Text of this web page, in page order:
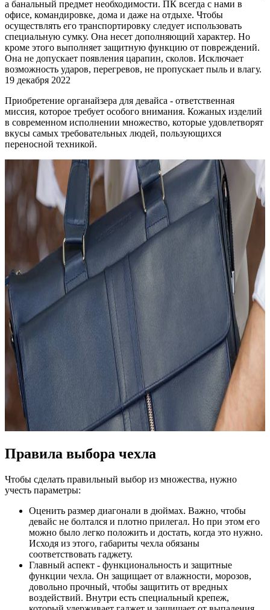
а банальный предмет необходимости. ПК всегда с нами в
офисе, командировке, дома и даже на отдыхе. Чтобы
осуществлять его транспортировку следует использовать
специальную сумку. Она несет дополняющий характер. Но
кроме этого выполняет защитную функцию от повреждений.
Она не допускает появления царапин, сколов. Исключает
возможность ударов, перегревов, не пропускает пыль и влагу.
19 декабря 2022
Приобретение органайзера для девайса - ответственная
миссия, которое требует особого внимания. Кожаных изделий
в современном исполнении множество, которые удовлетворят
вкусы самых требовательных людей, пользующихся
переносной техникой.
Правила выбора чехла
Чтобы сделать правильный выбор из множества, нужно
учесть параметры:
Оценить размер диагонали в дюймах. Важно, чтобы
девайс не болтался и плотно прилегал. Но при этом его
можно было легко положить и достать, когда это нужно.
Исходя из этого, габариты чехла обязаны
соответствовать гаджету.
Главный аспект - функциональность и защитные
функции чехла. Он защищает от влажности, морозов,
довольно прочный, чтобы защитить от вредных
воздействий. Внутри есть специальный крепеж,